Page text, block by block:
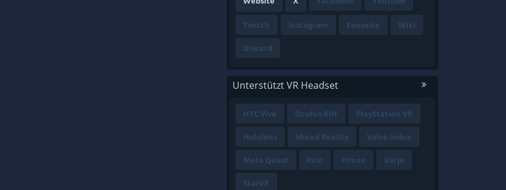
Twitch Instagram Fanseite Wiki
Discord
Unterstützt VR Headset
HTC Vive Oculus Rift PlayStation VR
Hololens Mixed Reality Valve Index
Meta Quest Pico Pimax Varjo
StarVR